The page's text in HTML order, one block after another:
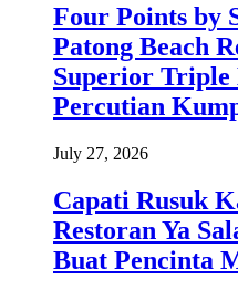
Four Points by
Patong Beach
Superior Triple
Percutian
July 27, 2026
Capati Rusuk
Restoran Ya
Buat Pencinta